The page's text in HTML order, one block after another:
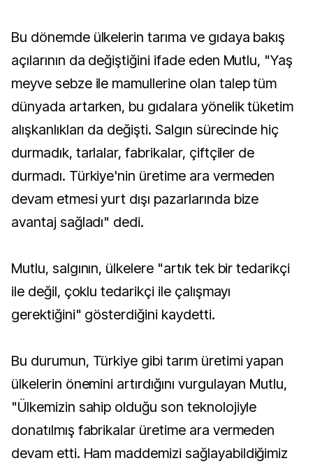
Bu dönemde ülkelerin tarıma ve gıdaya bakış
açılarının da değiştiğini ifade eden Mutlu, "Yaş
meyve sebze ile mamullerine olan talep tüm
dünyada artarken, bu gıdalara yönelik tüketim
alışkanlıkları da değişti. Salgın sürecinde hiç
durmadık, tarlalar, fabrikalar, çiftçiler de
durmadı. Türkiye'nin üretime ara vermeden
devam etmesi yurt dışı pazarlarında bize
avantaj sağladı" dedi.
Mutlu, salgının, ülkelere "artık tek bir tedarikçi
ile değil, çoklu tedarikçi ile çalışmayı
gerektiğini" gösterdiğini kaydetti.
Bu durumun, Türkiye gibi tarım üretimi yapan
ülkelerin önemini artırdığını vurgulayan Mutlu,
"Ülkemizin sahip olduğu son teknolojiyle
donatılmış fabrikalar üretime ara vermeden
devam etti. Ham maddemizi sağlayabildiğimiz